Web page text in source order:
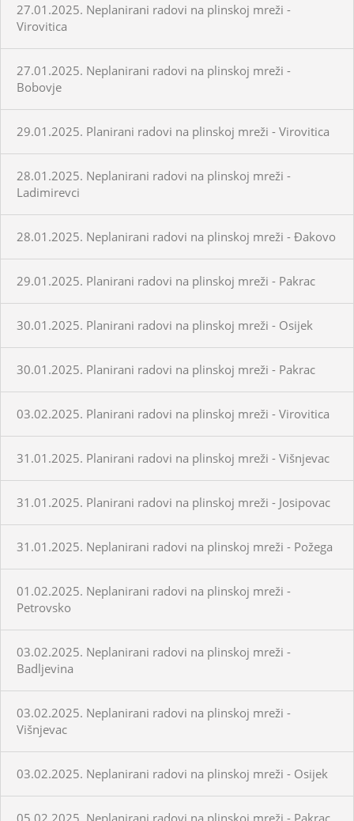
27.01.2025. Neplanirani radovi na plinskoj mreži -
Virovitica
27.01.2025. Neplanirani radovi na plinskoj mreži -
Bobovje
29.01.2025. Planirani radovi na plinskoj mreži - Virovitica
28.01.2025. Neplanirani radovi na plinskoj mreži -
Ladimirevci
28.01.2025. Neplanirani radovi na plinskoj mreži - Đakovo
29.01.2025. Planirani radovi na plinskoj mreži - Pakrac
30.01.2025. Planirani radovi na plinskoj mreži - Osijek
30.01.2025. Planirani radovi na plinskoj mreži - Pakrac
03.02.2025. Planirani radovi na plinskoj mreži - Virovitica
31.01.2025. Planirani radovi na plinskoj mreži - Višnjevac
31.01.2025. Planirani radovi na plinskoj mreži - Josipovac
31.01.2025. Neplanirani radovi na plinskoj mreži - Požega
01.02.2025. Neplanirani radovi na plinskoj mreži -
Petrovsko
03.02.2025. Neplanirani radovi na plinskoj mreži -
Badljevina
03.02.2025. Neplanirani radovi na plinskoj mreži -
Višnjevac
03.02.2025. Neplanirani radovi na plinskoj mreži - Osijek
05.02.2025. Neplanirani radovi na plinskoj mreži - Pakrac